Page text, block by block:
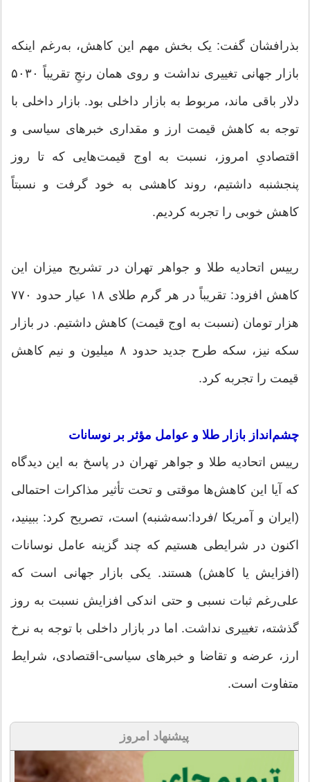
بذرافشان گفت: یک بخش مهم این کاهش، به‌رغم اینکه
بازار جهانی تغییری نداشت و روی همان رنجِ تقریباً ۵۰۳۰
دلار باقی ماند، مربوط به بازار داخلی بود. بازار داخلی با
توجه به کاهش قیمت ارز و مقداری خبرهای سیاسی و
اقتصادیِ امروز، نسبت به اوج قیمت‌هایی که تا روز
پنجشنبه داشتیم، روند کاهشی به خود گرفت و نسبتاً
کاهش خوبی را تجربه کردیم.
رییس اتحادیه طلا و جواهر تهران در تشریح میزان این
کاهش افزود: تقریباً در هر گرم طلای ۱۸ عیار حدود ۷۷۰
هزار تومان (نسبت به اوج قیمت) کاهش داشتیم. در بازار
سکه نیز، سکه طرح جدید حدود ۸ میلیون و نیم کاهش
قیمت را تجربه کرد.
چشم‌انداز بازار طلا و عوامل مؤثر بر نوسانات
رییس اتحادیه طلا و جواهر تهران در پاسخ به این دیدگاه
که آیا این کاهش‌ها موقتی و تحت تأثیر مذاکرات احتمالی
(ایران و آمریکا /فردا:سه‌شنبه) است، تصریح کرد: ببینید،
اکنون در شرایطی هستیم که چند گزینه عامل نوسانات
(افزایش یا کاهش) هستند. یکی بازار جهانی است که
علی‌رغم ثبات نسبی و حتی اندکی افزایش نسبت به روز
گذشته، تغییری نداشت. اما در بازار داخلی با توجه به نرخ
ارز، عرضه و تقاضا و خبرهای سیاسی-اقتصادی، شرایط
متفاوت است.
پیشنهاد امروز